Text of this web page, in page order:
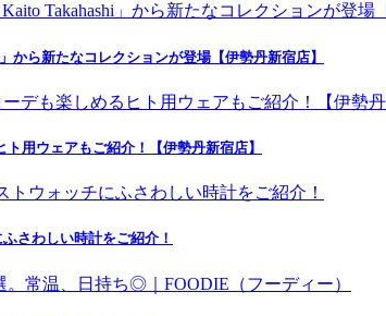
ら新たなコレクションが登場【伊勢丹新宿店】
用ウェアもご紹介！【伊勢丹新宿店】
さわしい時計をご紹介！